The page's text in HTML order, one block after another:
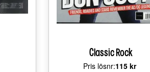
Classic Rock
Pris lösnr:Price:
115 kr